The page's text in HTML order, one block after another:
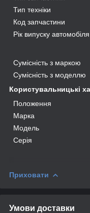
Тип техніки
Код запчастини
Рік випуску автомобіля
Сумісність з маркою
Сумісність з моделлю
Користувальницькі
Положення
Марка
Модель
Серія
Приховати
Умови доставки